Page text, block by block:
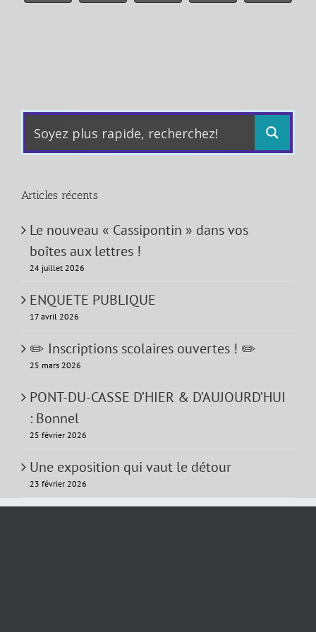
Articles récents
Le nouveau « Cassipontin » dans vos
boîtes aux lettres !
24 juillet 2026
ENQUETE PUBLIQUE
17 avril 2026
✏️ Inscriptions scolaires ouvertes ! ✏️
25 mars 2026
PONT-DU-CASSE D’HIER & D’AUJOURD’HUI
: Bonnel
25 février 2026
Une exposition qui vaut le détour
23 février 2026